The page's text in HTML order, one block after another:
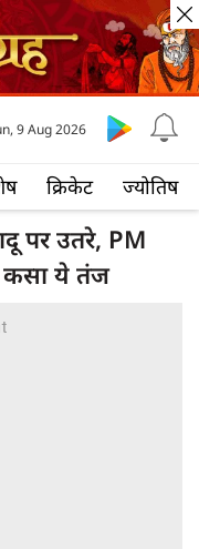
क्रिकेट ज्योतिष
9 Aug 2026
पर उतरे, PM
कसा ये तंज